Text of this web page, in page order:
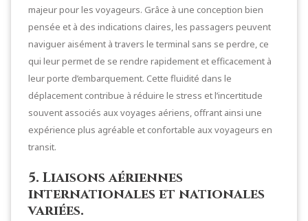
majeur pour les voyageurs. Grâce à une conception bien
pensée et à des indications claires, les passagers peuvent
naviguer aisément à travers le terminal sans se perdre, ce
qui leur permet de se rendre rapidement et efficacement à
leur porte d’embarquement. Cette fluidité dans le
déplacement contribue à réduire le stress et l’incertitude
souvent associés aux voyages aériens, offrant ainsi une
expérience plus agréable et confortable aux voyageurs en
transit.
5. Liaisons aériennes
internationales et nationales
variées.